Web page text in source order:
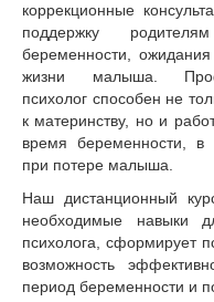
коррекционные
поддержку
беременности,
жизни малыша.
психолог способен не
к материнству, но и
время беременности, в
при потере малыша.
Наш дистанционный
необходимые навыки
психолога, сформирует
возможность
период беременности и